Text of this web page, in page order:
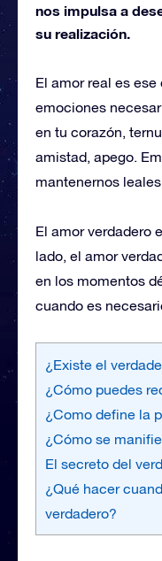
nos impulsa a
su realización.
El amor real es
emociones
en tu corazón,
amistad, apego.
mantenernos
El amor verdadero
lado, el amor
en los momentos
cuando es
¿Existe el
¿Cómo puedes
¿Como define la
¿Cómo se
El secreto del
¿Qué hacer
verdadero?